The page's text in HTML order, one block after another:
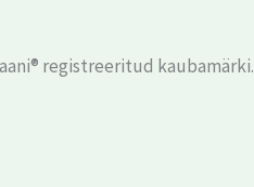
registreeritud kaubamärki.